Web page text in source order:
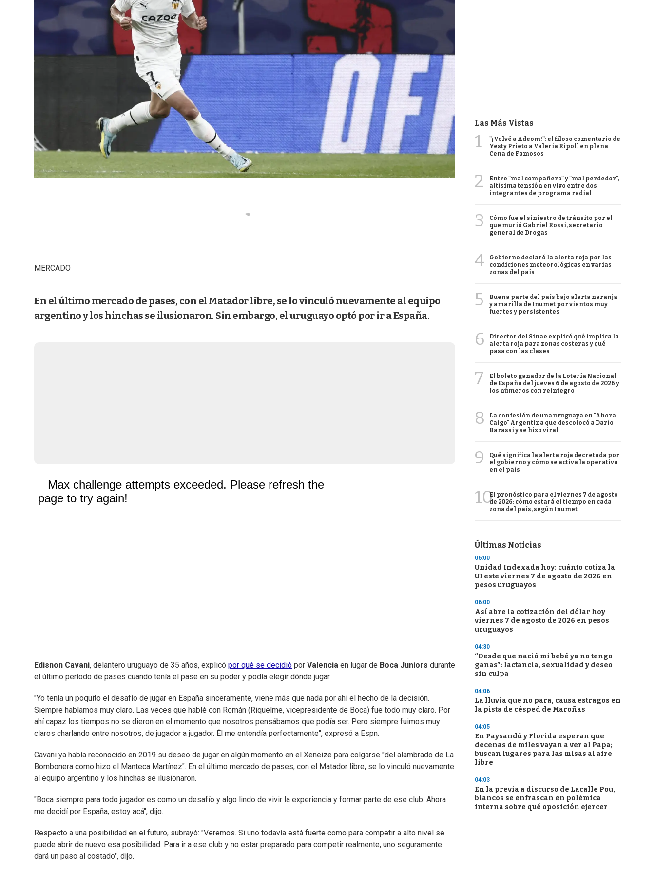
MERCADO
En el último mercado de pases, con el Matador libre, se lo vinculó nuevamente al equipo
argentino y los hinchas se ilusionaron. Sin embargo, el uruguayo optó por ir a España.
Edisnon Cavani, delantero uruguayo de 35 años, explicó por qué se decidió por Valencia en lugar de Boca Juniors durante
el último período de pases cuando tenía el pase en su poder y podía elegir dónde jugar.
"Yo tenía un poquito el desafío de jugar en España sinceramente, viene más que nada por ahí el hecho de la decisión.
Siempre hablamos muy claro. Las veces que hablé con Román (Riquelme, vicepresidente de Boca) fue todo muy claro. Por
ahí capaz los tiempos no se dieron en el momento que nosotros pensábamos que podía ser. Pero siempre fuimos muy
claros charlando entre nosotros, de jugador a jugador. Él me entendía perfectamente", expresó a Espn.
Cavani ya había reconocido en 2019 su deseo de jugar en algún momento en el Xeneize para colgarse "del alambrado de La
Bombonera como hizo el Manteca Martínez". En el último mercado de pases, con el Matador libre, se lo vinculó nuevamente
al equipo argentino y los hinchas se ilusionaron.
"Boca siempre para todo jugador es como un desafío y algo lindo de vivir la experiencia y formar parte de ese club. Ahora
me decidí por España, estoy acá", dijo.
Respecto a una posibilidad en el futuro, subrayó: "Veremos. Si uno todavía está fuerte como para competir a alto nivel se
puede abrir de nuevo esa posibilidad. Para ir a ese club y no estar preparado para competir realmente, uno seguramente
dará un paso al costado", dijo.
Las Más Vistas
1
"¡Volvé a Adeom!": el filoso comentario de
Yesty Prieto a Valeria Ripoll en plena
Cena de Famosos
2
Entre "mal compañero" y "mal perdedor",
altísima tensión en vivo entre dos
integrantes de programa radial
3
Cómo fue el siniestro de tránsito por el
que murió Gabriel Rossi, secretario
general de Drogas
4
Gobierno declaró la alerta roja por las
condiciones meteorológicas en varias
zonas del país
5
Buena parte del país bajo alerta naranja
y amarilla de Inumet por vientos muy
fuertes y persistentes
6
Director del Sinae explicó qué implica la
alerta roja para zonas costeras y qué
pasa con las clases
7
El boleto ganador de la Lotería Nacional
de España del jueves 6 de agosto de 2026 y
los números con reintegro
8
La confesión de una uruguaya en "Ahora
Caigo" Argentina que descolocó a Darío
Barassi y se hizo viral
9
Qué significa la alerta roja decretada por
el gobierno y cómo se activa la operativa
en el país
10El pronóstico para el viernes 7 de agosto
de 2026: cómo estará el tiempo en cada
zona del país, según Inumet
Últimas Noticias
06:00
Unidad Indexada hoy: cuánto cotiza la
UI este viernes 7 de agosto de 2026 en
pesos uruguayos
06:00
Así abre la cotización del dólar hoy
viernes 7 de agosto de 2026 en pesos
uruguayos
04:30
“Desde que nació mi bebé ya no tengo
ganas”: lactancia, sexualidad y deseo
sin culpa
04:06
La lluvia que no para, causa estragos en
la pista de césped de Maroñas
04:05
En Paysandú y Florida esperan que
decenas de miles vayan a ver al Papa;
buscan lugares para las misas al aire
libre
04:03
En la previa a discurso de Lacalle Pou,
blancos se enfrascan en polémica
interna sobre qué oposición ejercer